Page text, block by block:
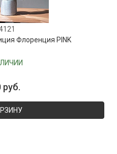
Флоренция PINK
руб.